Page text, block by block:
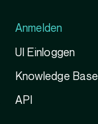
Anmelden
UI Einloggen
Knowledge Base
API